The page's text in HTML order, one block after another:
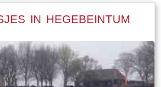
zandsteen liggen her en
het park alsof er een enorme
Niets is minder
IN HEGEBEINTUM